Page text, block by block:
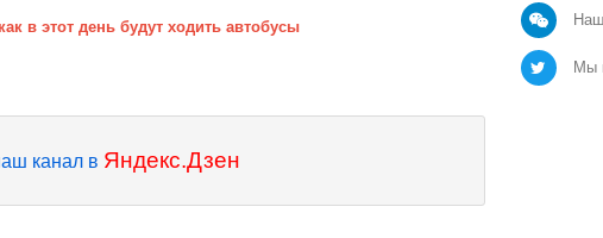
в этот день будут ходить автобусы
канал в Яндекс.Дзен
Мы